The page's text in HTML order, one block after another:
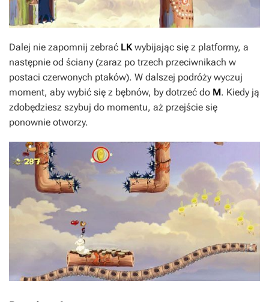
Dalej nie zapomnij zebrać LK wybijając się z platformy, a
następnie od ściany (zaraz po trzech przeciwnikach w
postaci czerwonych ptaków). W dalszej podróży wyczuj
moment, aby wybić się z bębnów, by dotrzeć do M. Kiedy ją
zdobędziesz szybuj do momentu, aż przejście się
ponownie otworzy.